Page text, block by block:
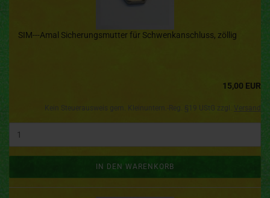
SIM---Amal Sicherungsmutter für Schwenkanschluss, zöllig
15,00 EUR
Kein Steuerausweis gem. Kleinuntern.-Reg. §19 UStG zzgl. Versand
IN DEN WARENKORB